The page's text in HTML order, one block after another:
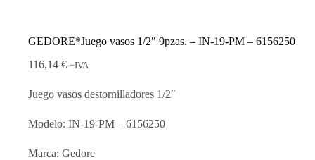
GEDORE*Juego vasos 1/2″ 9pzas. – IN-19-PM – 6156250
116,14 € +IVA
Juego vasos destornilladores 1/2″
Modelo: IN-19-PM – 6156250
Marca: Gedore